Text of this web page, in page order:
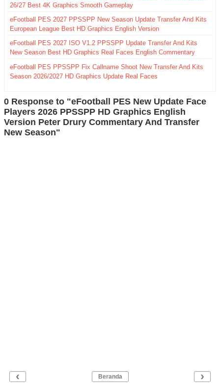
26/27 Best 4K Graphics Smooth Gameplay
eFootball PES 2027 PPSSPP New Season Update Transfer And Kits
European League Best HD Graphics English Version
eFootball PES 2027 ISO V1.2 PPSSPP Update Transfer And Kits
New Season Best HD Graphics Real Faces English Commentary
eFootball PES PPSSPP Fix Callname Shoot New Transfer And Kits
Season 2026/2027 HD Graphics Update Real Faces
0 Response to "eFootball PES New Update Face
Players 2026 PPSSPP HD Graphics English
Version Peter Drury Commentary And Transfer
New Season"
‹ ›
Beranda